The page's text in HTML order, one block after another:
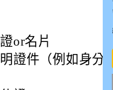
or名片
證件（例如身分